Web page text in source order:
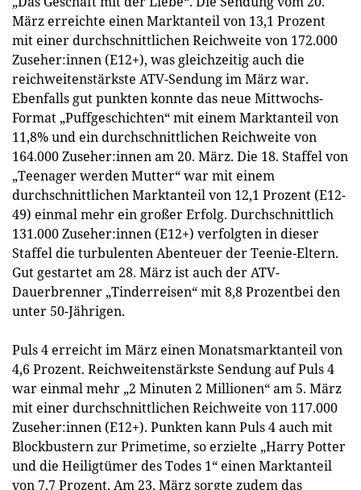
März erreichte einen Marktanteil von 13,1 Prozent
mit einer durchschnittlichen Reichweite von 172.000
Zuseher:innen (E12+), was gleichzeitig auch die
reichweitenstärkste ATV-Sendung im März war.
Ebenfalls gut punkten konnte das neue Mittwochs-
Format „Puffgeschichten“ mit einem Marktanteil von
11,8% und ein durchschnittlichen Reichweite von
164.000 Zuseher:innen am 20. März. Die 18. Staffel von
„Teenager werden Mutter“ war mit einem
durchschnittlichen Marktanteil von 12,1 Prozent (E12-
49) einmal mehr ein großer Erfolg. Durchschnittlich
131.000 Zuseher:innen (E12+) verfolgten in dieser
Staffel die turbulenten Abenteuer der Teenie-Eltern.
Gut gestartet am 28. März ist auch der ATV-
Dauerbrenner „Tinderreisen“ mit 8,8 Prozentbei den
unter 50-Jährigen.
Puls 4 erreicht im März einen Monatsmarktanteil von
4,6 Prozent. Reichweitenstärkste Sendung auf Puls 4
war einmal mehr „2 Minuten 2 Millionen“ am 5. März
mit einer durchschnittlichen Reichweite von 117.000
Zuseher:innen (E12+). Punkten kann Puls 4 auch mit
Blockbustern zur Primetime, so erzielte „Harry Potter
und die Heiligtümer des Todes 1“ einen Marktanteil
von 7,7 Prozent. Am 23. März sorgte zudem das